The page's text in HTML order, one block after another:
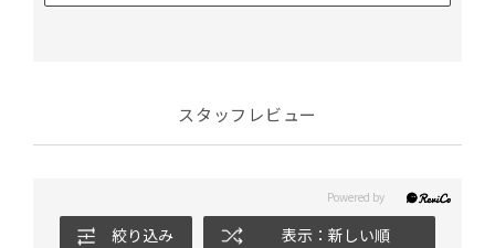
スタッフレビュー
絞り込み 表示：新しい順